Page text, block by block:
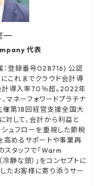
一
代表
：登録番号028716) 公認
これまでクラウド会計導
計導入率70％超。2022年
ネーフォワードプラチナ
催第18回経営支援全国大
して、会計から利益と
シュフローを重視した節税
高めるサポートや事業再
タッフで「Warm
静な頭）」をコンセプトに
たお客様に寄り添うサー